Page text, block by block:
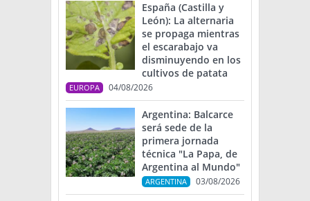
España (Castilla y
León): La alternaria
se propaga mientras
el escarabajo va
disminuyendo en los
cultivos de patata
EUROPA 04/08/2026
Argentina: Balcarce
será sede de la
primera jornada
técnica "La Papa, de
Argentina al Mundo"
ARGENTINA 03/08/2026